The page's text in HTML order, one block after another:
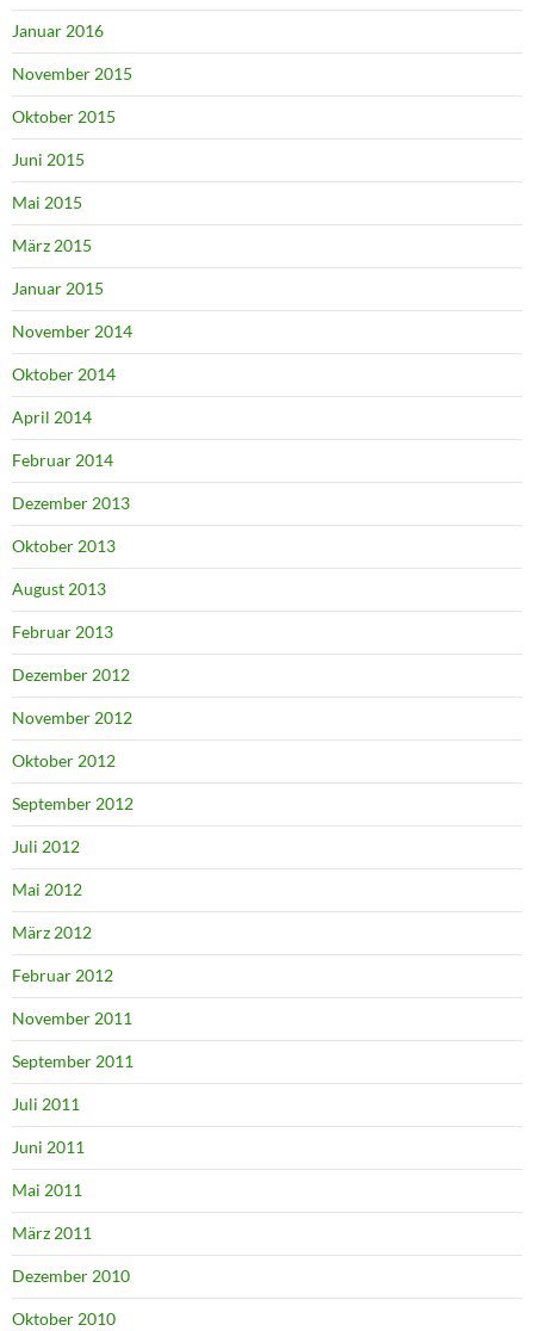
Januar 2016
November 2015
Oktober 2015
Juni 2015
Mai 2015
März 2015
Januar 2015
November 2014
Oktober 2014
April 2014
Februar 2014
Dezember 2013
Oktober 2013
August 2013
Februar 2013
Dezember 2012
November 2012
Oktober 2012
September 2012
Juli 2012
Mai 2012
März 2012
Februar 2012
November 2011
September 2011
Juli 2011
Juni 2011
Mai 2011
März 2011
Dezember 2010
Oktober 2010